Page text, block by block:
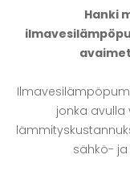
Hanki
jonka
sähkö-